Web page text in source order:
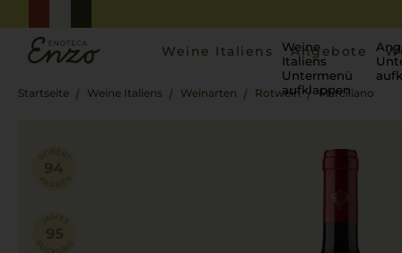
Weine Italiens
Weine
Italiens
Untermenü
aufklappen
Angebote
Startseite Weine Italiens Weinarten Rotwein Marciliano